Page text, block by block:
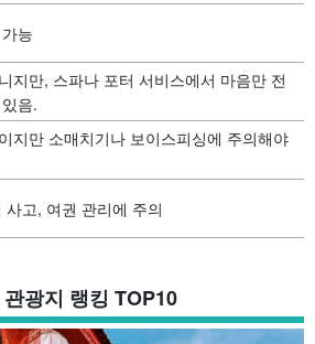
능
지만, 스파나 포터 서비스에서 마음만 전
음.
지만 소매치기나 보이스피싱에 주의해야
사고, 여권 관리에 주의
광지 랭킹 TOP10